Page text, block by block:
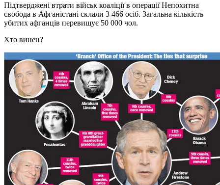
Підтверджені втрати військ коаліції в операції Непохитна
свобода в Афганістані склали 3 466 осіб. Загальна кількість
убитих афганців перевищує 50 000 чол.
Хто винен?